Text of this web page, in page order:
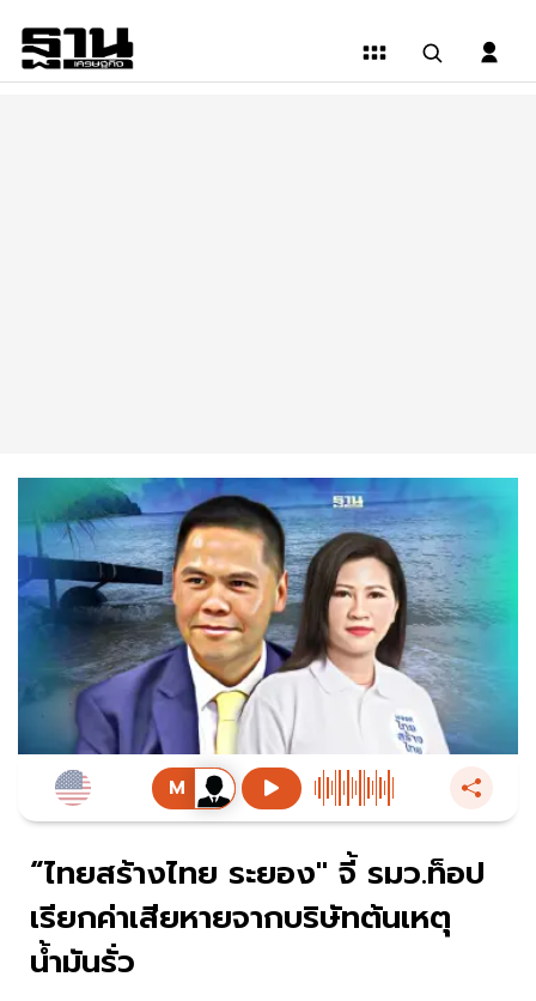
“ไทยสร้างไทย ระยอง" จี้ รมว.ท็อป
เรียกค่าเสียหายจากบริษัทต้นเหตุ
น้ำมันรั่ว